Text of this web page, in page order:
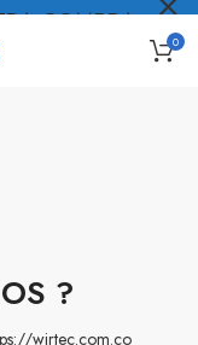
0
?
wirtec.com.co
COMPRA